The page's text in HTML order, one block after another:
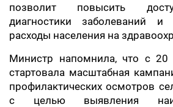
позволит повысить
диагностики заболеваний и
расходы населения на
Министр напомнила, что с 20
стартовала масштабная
профилактических осмотров
с целью выявления